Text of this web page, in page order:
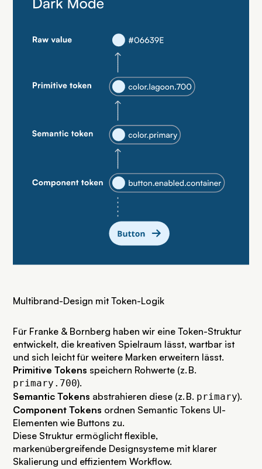
Multibrand-Design mit Token-Logik
Für Franke & Bornberg haben wir eine Token-Struktur
entwickelt, die kreativen Spielraum lässt, wartbar ist
und sich leicht für weitere Marken erweitern lässt.
Primitive Tokens speichern Rohwerte (z. B.
primary.700).
Semantic Tokens abstrahieren diese (z. B. primary).
Component Tokens ordnen Semantic Tokens UI-
Elementen wie Buttons zu.
Diese Struktur ermöglicht flexible,
markenübergreifende Designsysteme mit klarer
Skalierung und effizientem Workflow.